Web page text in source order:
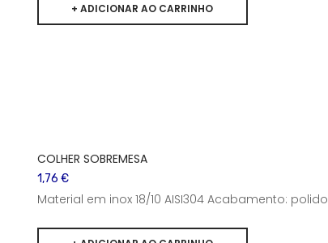
COLHER SOBREMESA
1,76 €
Material em inox 18/10 AISI304 Acabamento: polido